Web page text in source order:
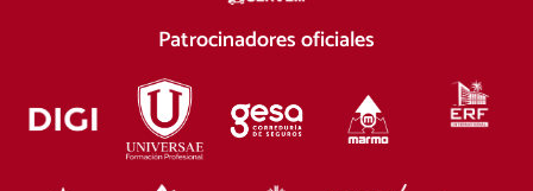
Patrocinadores oficiales